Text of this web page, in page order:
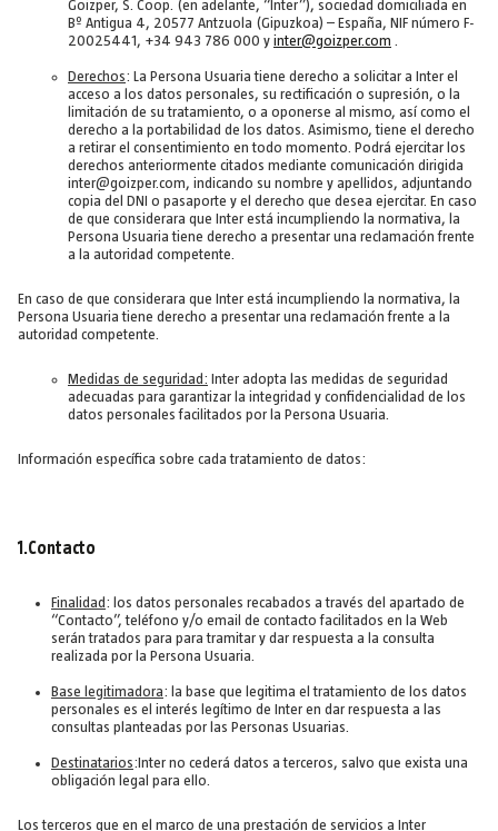
Goizper, S. Coop. (en adelante, “Inter”), sociedad domiciliada en
Bº Antigua 4, 20577 Antzuola (Gipuzkoa) – España, NIF número F-
20025441, +34 943 786 000 y inter@goizper.com .
Derechos: La Persona Usuaria tiene derecho a solicitar a Inter el
acceso a los datos personales, su rectificación o supresión, o la
limitación de su tratamiento, o a oponerse al mismo, así como el
derecho a la portabilidad de los datos. Asimismo, tiene el derecho
a retirar el consentimiento en todo momento. Podrá ejercitar los
derechos anteriormente citados mediante comunicación dirigida
inter@goizper.com, indicando su nombre y apellidos, adjuntando
copia del DNI o pasaporte y el derecho que desea ejercitar. En caso
de que considerara que Inter está incumpliendo la normativa, la
Persona Usuaria tiene derecho a presentar una reclamación frente
a la autoridad competente.
En caso de que considerara que Inter está incumpliendo la normativa, la
Persona Usuaria tiene derecho a presentar una reclamación frente a la
autoridad competente.
Medidas de seguridad: Inter adopta las medidas de seguridad
adecuadas para garantizar la integridad y confidencialidad de los
datos personales facilitados por la Persona Usuaria.
Información específica sobre cada tratamiento de datos:
1.Contacto
Finalidad : los datos personales recabados a través del apartado de
“Contacto”, teléfono y/o email de contacto facilitados en la Web
serán tratados para para tramitar y dar respuesta a la consulta
realizada por la Persona Usuaria.
Base legitimadora: la base que legitima el tratamiento de los datos
personales es el interés legítimo de Inter en dar respuesta a las
consultas planteadas por las Personas Usuarias.
Destinatarios:Inter no cederá datos a terceros, salvo que exista una
obligación legal para ello.
Los terceros que en el marco de una prestación de servicios a Inter